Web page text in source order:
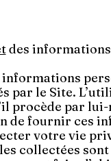
des
informations
par le Site.
procède par
de fournir ces
votre vie
collectées